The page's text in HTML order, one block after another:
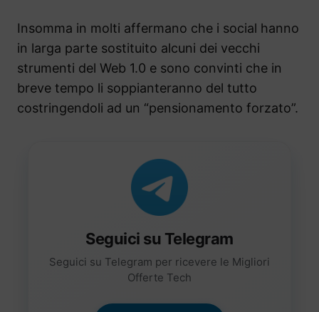
Insomma in molti affermano che i social hanno
in larga parte sostituito alcuni dei vecchi
strumenti del Web 1.0 e sono convinti che in
breve tempo li soppianteranno del tutto
costringendoli ad un “pensionamento forzato”.
Seguici su Telegram
Seguici su Telegram per ricevere le Migliori
Offerte Tech